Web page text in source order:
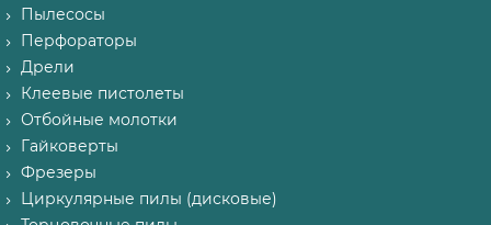
Пылесосы
Перфораторы
Дрели
Клеевые пистолеты
Отбойные молотки
Гайковерты
Фрезеры
Циркулярные пилы (дисковые)